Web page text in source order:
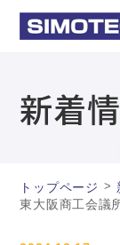
新着
トップページ >
東大阪商工会議